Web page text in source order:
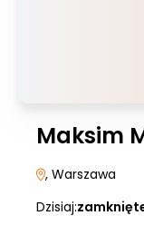
Maksim
, Warszawa
Dzisiaj: